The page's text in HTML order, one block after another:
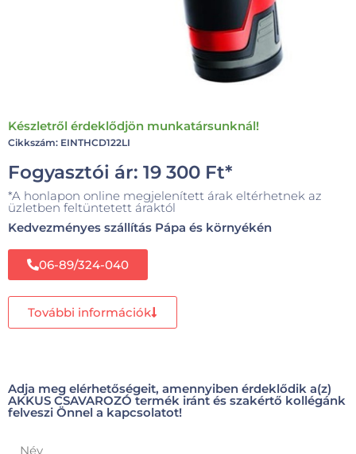
Készletről érdeklődjön munkatársunknál!
Cikkszám: EINTHCD122LI
Fogyasztói ár: 19 300 Ft*
*A honlapon online megjelenített árak eltérhetnek az
üzletben feltüntetett áraktól
Kedvezményes szállítás Pápa és környékén
06-89/324-040
További információk
Adja meg elérhetőségeit, amennyiben érdeklődik a(z)
AKKUS CSAVAROZÓ termék iránt és szakértő kollégánk
felveszi Önnel a kapcsolatot!